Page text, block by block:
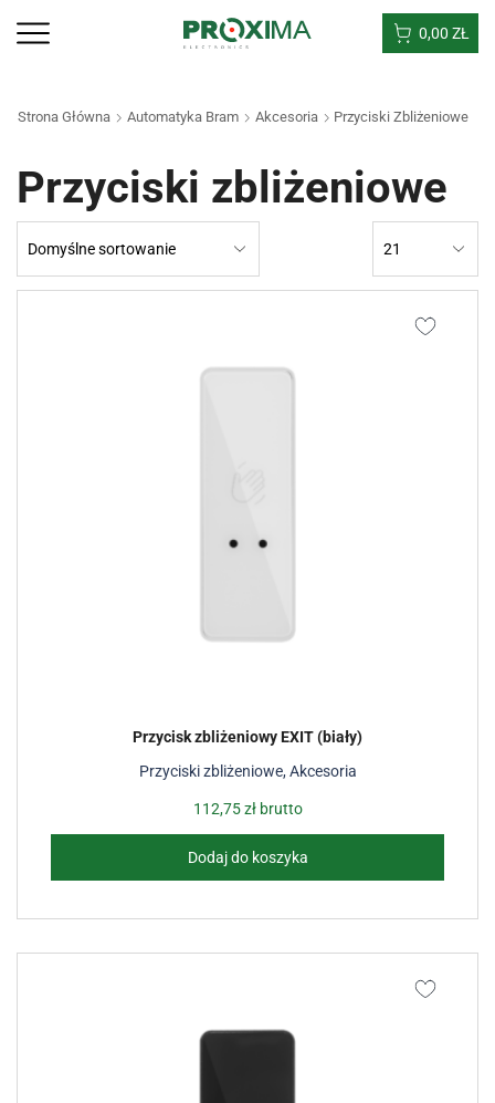
0,00 ZŁ
Strona Główna Automatyka Bram Akcesoria Przyciski Zbliżeniowe
Przyciski zbliżeniowe
Przyciski zbliżeniowe,Akcesoria
Przycisk zbliżeniowy EXIT (biały)
112,75złbrutto
Dodaj do koszyka